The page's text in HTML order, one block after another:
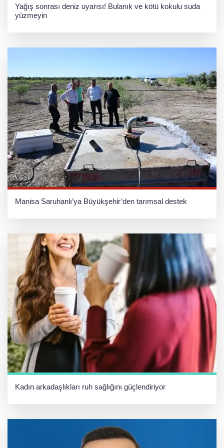
Yağış sonrası deniz uyarısı! Bulanık ve kötü kokulu suda
yüzmeyin
Manisa Saruhanlı’ya Büyükşehir’den tarımsal destek
Kadın arkadaşlıkları ruh sağlığını güçlendiriyor